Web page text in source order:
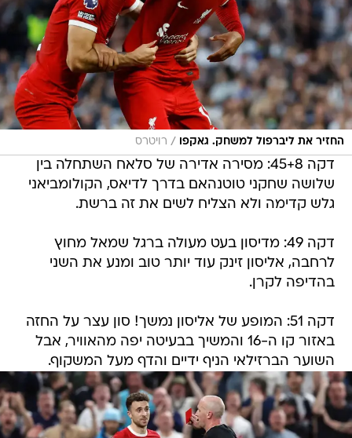
החזיר את ליברפול למשחק. גאקפו / רויטרס
דקה 45+8: מסירה אדירה של סלאח השתחלה בין
שלושה שחקני טוטנהאם בדרך לדיאס, הקולומביאני
גלש קדימה ולא הצליח לשים את זה ברשת.
דקה 49: מדיסון בעט מעולה ברגל שמאל מחוץ
לרחבה, אליסון זינק עוד יותר טוב ומנע את השני
בהדיפה לקרן.
דקה 51: המופע של אליסון נמשך! סון עצר על החזה
באזור קו ה-16 והמשיך בבעיטה יפה מהאוויר, אבל
השוער הברזילאי הניף ידיים והדף מעל המשקוף.